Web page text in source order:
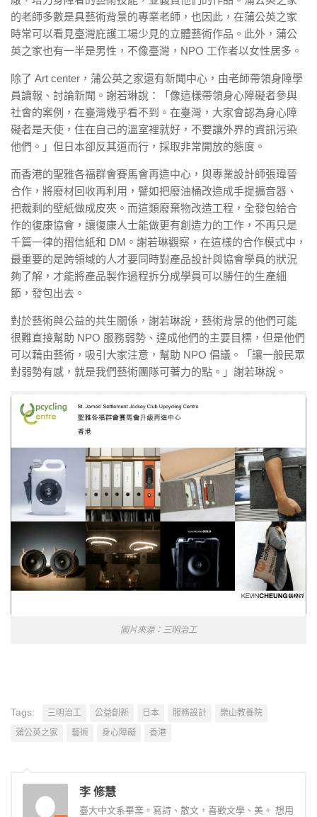
的老師多數是具藝術背景的專業老師，也因此，在蒲公英之家
時常可以看見臺灣庇護工場少見的立體藝術作品。此外，蒲公
英之家也有一半是男性，不像臺灣，NPO 工作者以女性居多。
除了 Art center，蒲公英之家還有新聞中心，由老師帶領身障學
員讀報、討論新聞。謝若琳說：「像這樣帶領身心障礙者參與
社會的案例，在臺灣幾乎看不到。在臺灣，大家會認為身心障
礙者是天使，住在自己的溫室裡就好，不要讓外界的資訊污染
他們。」但日本卻反其道而行，採取非常開放的態度。
而香港的聖雅各福群會賽馬會再造中心，與專業設計師張瑋晉
合作，將廢材回收再利用，譬如把廢油桶改造成手提擴音器、
把裁剩的壁紙做成皮夾。而這類廢棄物改造工程，全發包給合
作的復康協會，讓復康人士能做更有創造力的工作，不再只是
千篇一律的摺信紙和 DM。謝若琳觀察，在這樣的合作模式中，
最重要的是跨領域的人才要同時對產品設計與協會學員的狀況
夠了解，才能將產品製作過程拆分成學員可以勝任的生產細
節，發包出去。
對於藝術與公益的共生關係，謝若琳說，藝術背景的他們可能
很難直接幫助 NPO 服務弱勢、達成他們的主要目標，但是他們
可以藉由藝術，吸引大家注意，幫助 NPO 倡議。「讓一般民眾
對弱勢有感，就是我們藝術團隊可著力的點。」謝若琳說。
圖片來源：三明治工
Tags: 三明治工 公益創新 日本 服務設計
樂山教養院
蒲公英之家
藝術 身心障礙 香港
李 修慧
臺大中文系畢業。寫詩、散文，喜歡文學、美。 想用